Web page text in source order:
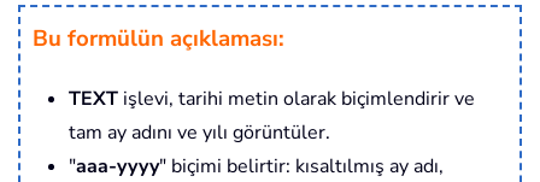
Bu formülün açıklaması:
TEXT işlevi, tarihi metin olarak biçimlendirir ve
tam ay adını ve yılı görüntüler.
"aaa-yyyy" biçimi belirtir: kısaltılmış ay adı,